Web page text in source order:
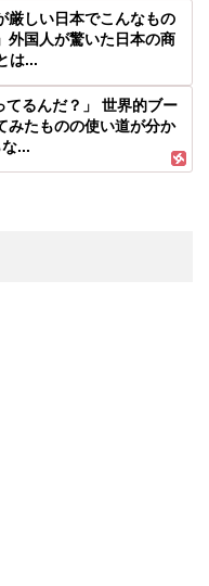
厳しい日本でこんなもの
外国人が驚いた日本の商
は...
てるんだ？」 世界的ブー
みたものの使い道が分か
な...